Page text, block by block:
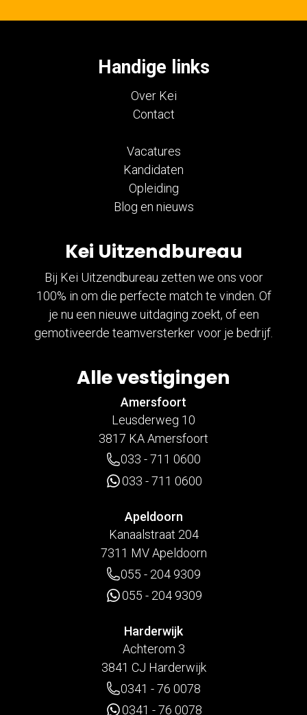
Kei Uitzendbureau
Bij Kei Uitzendbureau zetten we ons voor
100% in om die perfecte match te vinden. Of
je nu een nieuwe uitdaging zoekt, of een
gemotiveerde teamversterker voor je bedrijf.
Alle vestigingen
Amersfoort
Leusderweg 10
3817 KA Amersfoort
033 - 711 0600
033 - 711 0600
Apeldoorn
Kanaalstraat 204
7311 MV Apeldoorn
055 - 204 9309
055 - 204 9309
Harderwijk
Achterom 3
3841 CJ Harderwijk
0341 - 76 0078
0341 - 76 0078
Handige links
Over Kei
Contact
Vacatures
Kandidaten
Opleiding
Blog en nieuws